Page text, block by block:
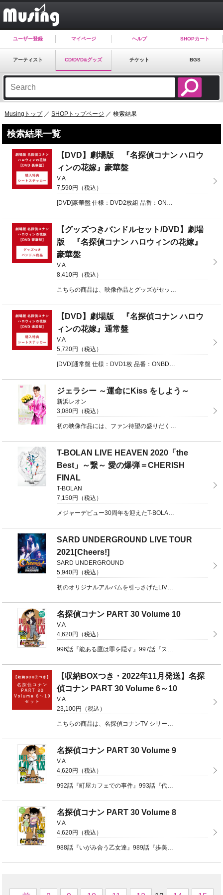
ユーザー登録 マイページ ヘルプ SHOPカート
アーティスト CD/DVD&グッズ チケット BGS
Musingトップ／SHOPトップページ ／ 検索結果
検索結果一覧
【DVD】劇場版 『名探偵コナン ハロウ
ィンの花嫁』豪華盤
V.A
7,590円（税込）
[DVD]豪華盤 仕様：DVD2枚組 品番：ONBD-2627 ■DISC1 ...
【グッズつきバンドルセット/DVD】劇場
版 『名探偵コナン ハロウィンの花嫁』
豪華盤
V.A
8,410円（税込）
こちらの商品は、映像作品とグッズがセットになった商品になります。 ■商品内容： ・[DVD] ...
【DVD】劇場版 『名探偵コナン ハロウ
ィンの花嫁』通常盤
V.A
5,720円（税込）
[DVD]通常盤 仕様：DVD1枚 品番：ONBD-2629 ■DISC1 ...
ジェラシー ～運命にKiss をしよう～
新浜レオン
3,080円（税込）
初の映像作品には、ファン待望の盛りだくさんなコンテンツを収録！ 演歌・歌謡界では先駆けとなるDVD ...
T-BOLAN LIVE HEAVEN 2020「the
Best」～繋～ 愛の爆弾＝CHERISH
FINAL
T-BOLAN
7,150円（税込）
メジャーデビュー30周年を迎えたT-BOLANのベストライブツアーファイナル公演をDVD化！ ...
SARD UNDERGROUND LIVE TOUR
2021[Cheers!]
SARD UNDERGROUND
5,940円（税込）
初のオリジナルアルバムを引っさげたLIVEツアー Zepp Tokyo公演、全曲完全収録Blu-ra ...
名探偵コナン PART 30 Volume 10
V.A
4,620円（税込）
996話『能ある鷹は罪を隠す』997話『スマイルの里の陰謀』998話『憎しみのフライパン』999話『 ...
【収納BOXつき・2022年11月発送】名探
偵コナン PART 30 Volume 6～10
V.A
23,100円（税込）
こちらの商品は、名探偵コナンTV シリーズ PART30 Vol6～10が各1枚に、『収納三方背 ...
名探偵コナン PART 30 Volume 9
V.A
4,620円（税込）
992話『町屋カフェでの事件』993話『代役・京極真（前編）』994話『代役・京極真（中編）』995 ...
名探偵コナン PART 30 Volume 8
V.A
4,620円（税込）
988話『いがみ合う乙女達』989話『歩美の絵日記事件簿』990話『オートマティック悲劇（前編）』9 ...